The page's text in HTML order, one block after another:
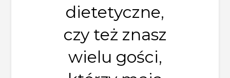
dietetyczne,
czy też znasz
wielu gości,